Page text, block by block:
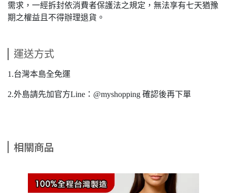
需求，一經拆封依消費者保護法之規定，無法享有七天猶豫
期之權益且不得辦理退貨。
運送方式
1.台灣本島全免運
2.外島請先加官方Line：@myshopping 確認後再下單
相關商品